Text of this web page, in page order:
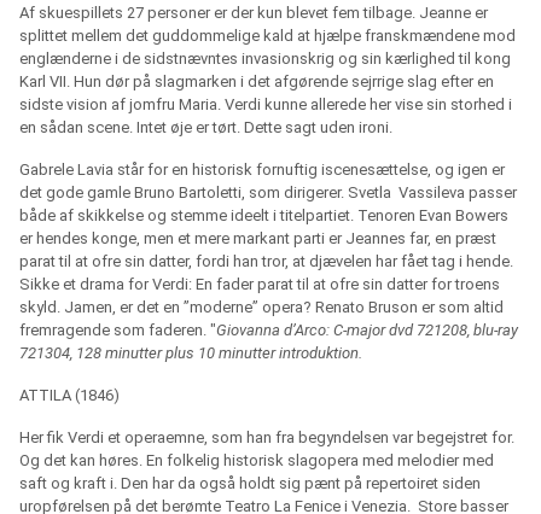
Af skuespillets 27 personer er der kun blevet fem tilbage. Jeanne er
splittet mellem det guddommelige kald at hjælpe franskmændene mod
englænderne i de sidstnævntes invasionskrig og sin kærlighed til kong
Karl VII. Hun dør på slagmarken i det afgørende sejrrige slag efter en
sidste vision af jomfru Maria. Verdi kunne allerede her vise sin storhed i
en sådan scene. Intet øje er tørt. Dette sagt uden ironi.
Gabrele Lavia står for en historisk fornuftig iscenesættelse, og igen er
det gode gamle Bruno Bartoletti, som dirigerer. Svetla Vassileva passer
både af skikkelse og stemme ideelt i titelpartiet. Tenoren Evan Bowers
er hendes konge, men et mere markant parti er Jeannes far, en præst
parat til at ofre sin datter, fordi han tror, at djævelen har fået tag i hende.
Sikke et drama for Verdi: En fader parat til at ofre sin datter for troens
skyld. Jamen, er det en ”moderne” opera? Renato Bruson er som altid
fremragende som faderen. "Giovanna d’Arco: C-major dvd 721208, blu-ray
721304, 128 minutter plus 10 minutter introduktion.
ATTILA (1846)
Her fik Verdi et operaemne, som han fra begyndelsen var begejstret for.
Og det kan høres. En folkelig historisk slagopera med melodier med
saft og kraft i. Den har da også holdt sig pænt på repertoiret siden
uropførelsen på det berømte Teatro La Fenice i Venezia. Store basser